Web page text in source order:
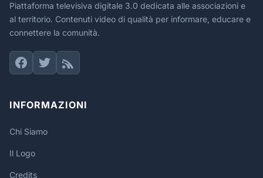
Piattaforma televisiva digitale 3.0 dedicata alle associazioni e
al territorio. Contenuti video di qualità per informare, educare e
connettere la comunità.
INFORMAZIONI
Chi Siamo
Il Logo
Credits